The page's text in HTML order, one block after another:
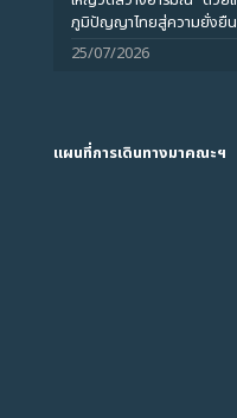
ภูมิปัญญาไทยสู่ความยั่งยืน
25/07/2026
แผนที่การเดินทางมาคณะฯ